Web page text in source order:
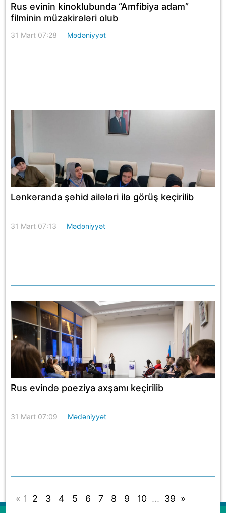
Rus evinin kinoklubunda “Amfibiya adam”
filminin müzakirələri olub
31 Mart 07:28 Mədəniyyət
Lənkəranda şəhid ailələri ilə görüş keçirilib
31 Mart 07:13 Mədəniyyət
Rus evində poeziya axşamı keçirilib
31 Mart 07:09 Mədəniyyət
« 1 2 3 4 5 6 7 8 9 10 ... 39 »